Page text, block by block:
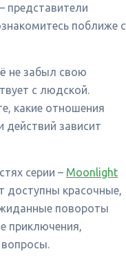
представители
поближе с
не забыл свою
с людской.
какие отношения
зависит
серии – Moonlight
доступны красочные,
повороты
приключения,